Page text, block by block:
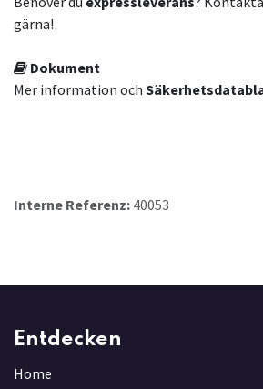
gärna!
Dokument
Mer information och
Interne Referenz: 40053
Entdecken
Home